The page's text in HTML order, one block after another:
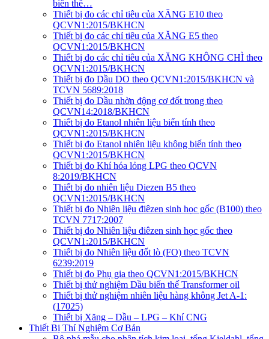
biến thế…
Thiết bị đo các chỉ tiêu của XĂNG E10 theo
QCVN1:2015/BKHCN
Thiết bị đo các chỉ tiêu của XĂNG E5 theo
QCVN1:2015/BKHCN
Thiết bị đo các chỉ tiêu của XĂNG KHÔNG CHÌ theo
QCVN1:2015/BKHCN
Thiết bị đo Dầu DO theo QCVN1:2015/BKHCN và
TCVN 5689:2018
Thiết bị đo Dầu nhờn động cơ đốt trong theo
QCVN14:2018/BKHCN
Thiết bị đo Etanol nhiên liệu biến tính theo
QCVN1:2015/BKHCN
Thiết bị đo Etanol nhiên liệu không biến tính theo
QCVN1:2015/BKHCN
Thiết bị đo Khí hóa lỏng LPG theo QCVN
8:2019/BKHCN
Thiết bị đo nhiên liệu Diezen B5 theo
QCVN1:2015/BKHCN
Thiết bị đo Nhiên liệu điêzen sinh học gốc (B100) theo
TCVN 7717:2007
Thiết bị đo Nhiên liệu điêzen sinh học gốc theo
QCVN1:2015/BKHCN
Thiết bị đo Nhiên liệu đốt lò (FO) theo TCVN
6239:2019
Thiết bị đo Phụ gia theo QCVN1:2015/BKHCN
Thiết bị thử nghiệm Dầu biến thế Transformer oil
Thiết bị thử nghiệm nhiên liệu hàng không Jet A-1:
(17025)
Thiết bị Xăng – Dầu – LPG – Khí CNG
Thiết Bị Thí Nghiệm Cơ Bản